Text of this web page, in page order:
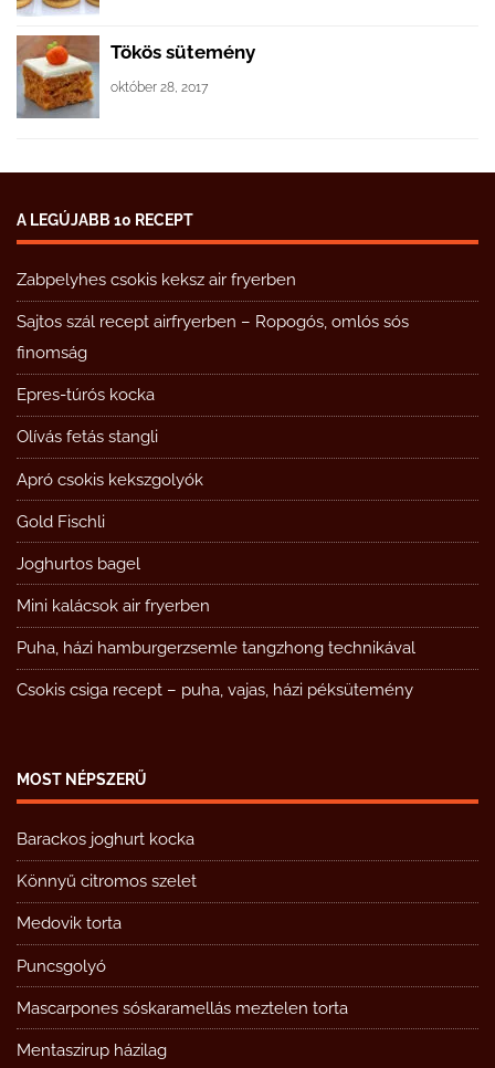
Tökös sütemény
október 28, 2017
A LEGÚJABB 10 RECEPT
Zabpelyhes csokis keksz air fryerben
Sajtos szál recept airfryerben – Ropogós, omlós sós
finomság
Epres-túrós kocka
Olívás fetás stangli
Apró csokis kekszgolyók
Gold Fischli
Joghurtos bagel
Mini kalácsok air fryerben
Puha, házi hamburgerzsemle tangzhong technikával
Csokis csiga recept – puha, vajas, házi péksütemény
MOST NÉPSZERŰ
Barackos joghurt kocka
Könnyű citromos szelet
Medovik torta
Puncsgolyó
Mascarpones sóskaramellás meztelen torta
Mentaszirup házilag